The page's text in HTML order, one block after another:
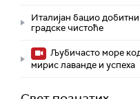
Италијан бацио
градске чистоће
Љубичасто море
мирис лаванде и успеха